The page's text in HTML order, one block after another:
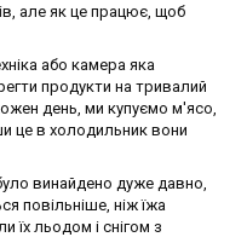
але як це працює, щоб
або камера яка
продукти на тривалий
день, ми купуємо м'ясо,
це в холодильник вони
винайдено дуже давно,
повільніше, ніж їжа
їх льодом і снігом з